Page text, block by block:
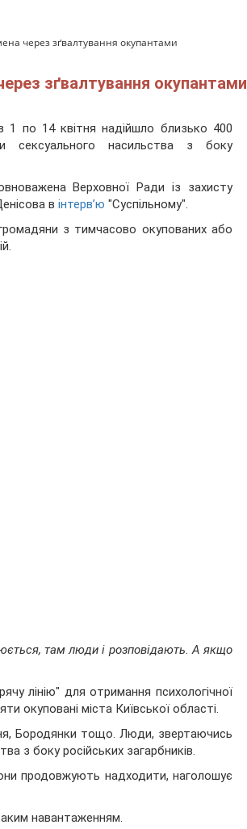
через зґвалтування окупантами
зґвалтування окупантами
по 14 квітня надійшло близько 400
сексуального насильства з боку
Верховної Ради із захисту
в інтерв’ю "Суспільному".
з тимчасово окупованих або
там люди і розповідають. А якщо
лінію" для отримання психологічної
окуповані міста Київської області.
Бородянки тощо. Люди, звертаючись
з боку російських загарбників.
продовжують надходити, наголошує
навантаженням.